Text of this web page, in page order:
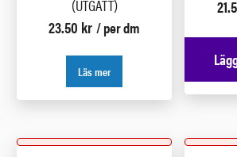
23.50 kr / per dm
Läs mer